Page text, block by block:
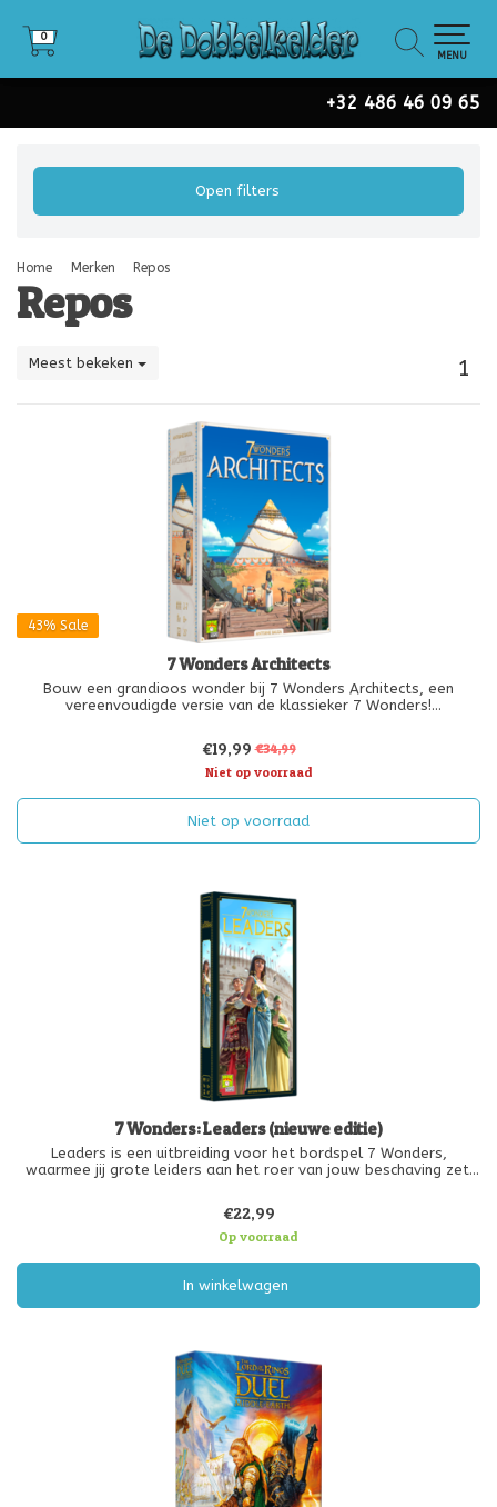
+32 486 46 09 65
0
0
MENU
Open filters
Home Merken Repos
Repos
Meest bekeken 1
43% Sale
7 Wonders Architects
Bouw een grandioos wonder bij 7 Wonders Architects, een
vereenvoudigde versie van de klassieker 7 Wonders!
kaarten. Deze kaarten vertegenwoordigen verschillende karakters
die je zullen
€19,99 €34,99
Niet op voorraad
Niet op voorraad
7 Wonders: Leaders (nieuwe editie)
Leaders is een uitbreiding voor het bordspel 7 Wonders,
waarmee jij grote leiders aan het roer van jouw beschaving zet.
Naast twee gloednieuwe W
€22,99
Op voorraad
In winkelwagen